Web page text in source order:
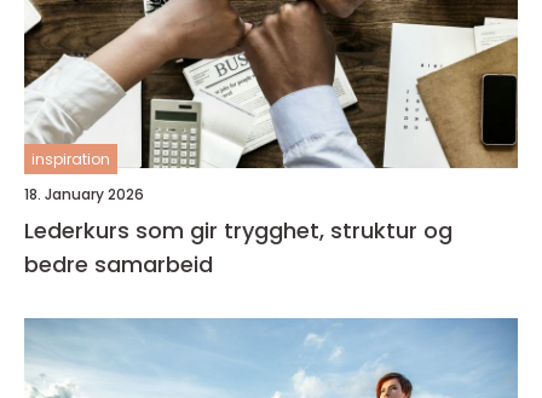
inspiration
18. January 2026
Lederkurs som gir trygghet, struktur og
bedre samarbeid